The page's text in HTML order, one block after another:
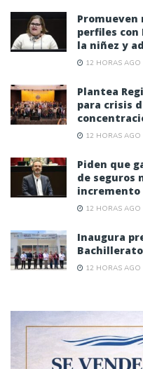
Promueven
perfiles con
la niñez y
12 HORAS AGO
Plantea
para crisis
12 HORAS AGO
Piden que
de seguros
12 HORAS AGO
Inaugura
Bachillerato
12 HORAS AGO